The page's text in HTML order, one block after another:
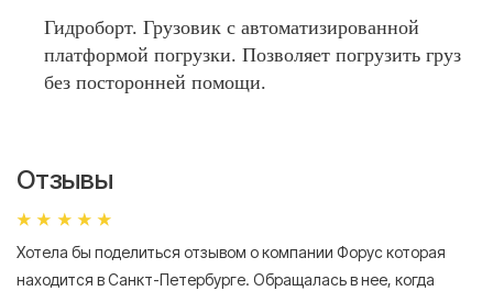
Гидроборт. Грузовик с автоматизированной
платформой погрузки. Позволяет погрузить груз
без посторонней помощи.
Отзывы
Хотела бы поделиться отзывом о компании Форус которая
находится в Санкт-Петербурге. Обращалась в нее, когда